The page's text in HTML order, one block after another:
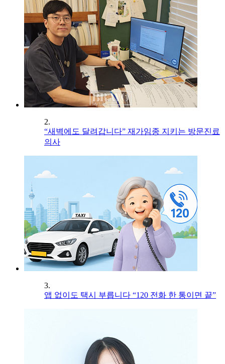
2.
“새벽에도 달려갑니다” 재가임종 지키는 방문진료
의사
3.
앱 없이도 택시 부릅니다 “120 전화 한 통이면 끝”